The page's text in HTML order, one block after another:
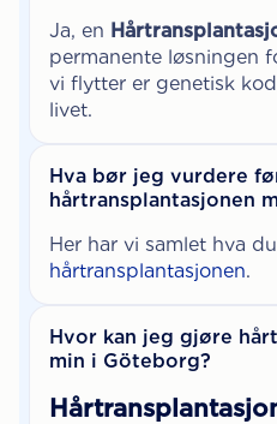
Ja, en
permanente løsningen
vi flytter er genetisk
livet.
Hva bør jeg vurdere
hårtransplantasjonen
Her har vi samlet hva
hårtransplantasjonen.
Hvor kan jeg gjøre
min i Göteborg?